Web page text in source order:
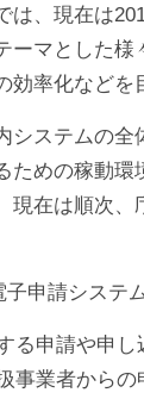
、現在は
ーマとした様
効率化などを
システムの
ための稼動
現在は順次
申請システ
申請や申
業者から